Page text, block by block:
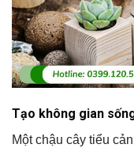
Tạo không gian
Một chậu cây tiểu